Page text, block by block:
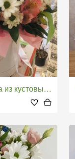
и альстромерии